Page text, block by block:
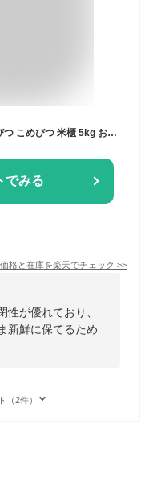
[19日夜!最大3000円OFFクーポン有]米びつ こめびつ 米櫃 5kg おしゃれ スリム 冷蔵庫 ライスストッカー お米保存 お米入れ お米保存容器 野菜室 キッチン収納 計量カップ 米 ストッカー 炊飯 キッチン 台所 冷蔵庫保管 お米 保管 容器 入れ物 アイリスオーヤマ PRS-5
でみる
価格と在庫を楽天でチェック >>
性が優れており、
新鮮に保てるため
（2件）